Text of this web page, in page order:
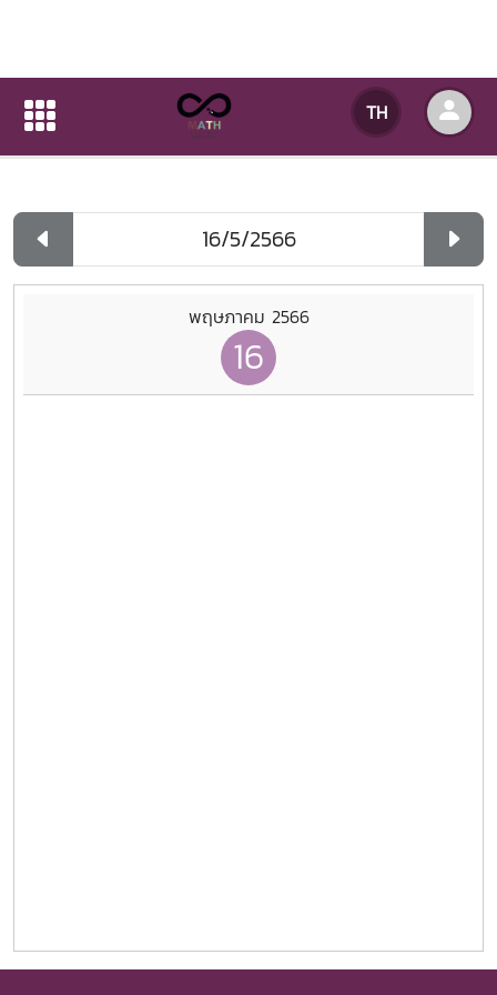
TH
ปฏิทินกิจกรรมของหน่วยงาน
ปฏิทินกิจกรรมของหน่วยงาน
พฤษภาคม 2566
16